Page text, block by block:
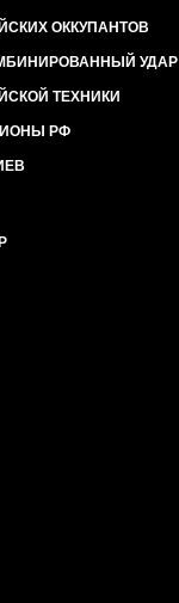
ОККУПАНТОВ
УДАР
ТЕХНИКИ
РФ